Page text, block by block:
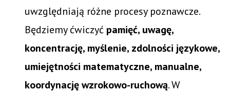
uwzględniają różne procesy poznawcze.
Będziemy ćwiczyć pamięć, uwagę,
koncentrację, myślenie, zdolności językowe,
umiejętności matematyczne, manualne,
koordynację wzrokowo-ruchową. W